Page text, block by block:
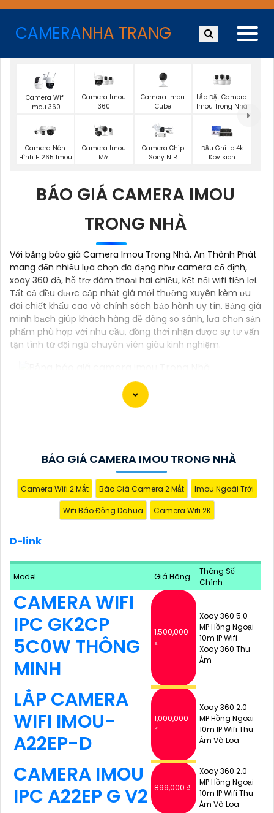
CAMERANHA TRANG
Camera Wifi
Imou 360
Camera Imou
360
Camera Imou
Cube
Lắp Đặt Camera
Imou Trong Nhà
Camera Nén
Hình H.265 Imou
Camera Imou
Mới
Camera Chip
Sony NIR
Đầu Ghi Ip 4k
Kbvision
BÁO GIÁ CAMERA IMOU
TRONG NHÀ
Với bảng báo giá Camera Imou Trong Nhà, An Thành Phát
mang đến nhiều lựa chọn đa dạng như camera cố định,
xoay 360 độ, hỗ trợ đàm thoại hai chiều, kết nối wifi tiện lợi.
Tất cả đều được cập nhật giá mới thường xuyên kèm ưu
đãi chiết khấu cao và chính sách bảo hành uy tín. Bảng giá
minh bạch giúp khách hàng dễ dàng so sánh, lựa chọn sản
phẩm phù hợp với nhu cầu, đồng thời nhận được sự tư vấn
tận tình từ đội ngũ chuyên viên giàu kinh nghiệm.
BÁO GIÁ CAMERA IMOU TRONG NHÀ
Camera Wifi 2 Mắt Báo Giá Camera 2 Mắt Imou Ngoài Trời
Wifi Báo Động Dahua Camera Wifi 2K
D-link
Model Giá Hãng
Thông Số
Chính
CAMERA WIFI
IPC GK2CP
5C0W THÔNG
MINH
1,500,000
₫
Xoay 360 5.0
MP Hồng Ngoại
10m IP Wifi
Xoay 360 Thu
Âm
LẮP CAMERA
WIFI IMOU-
A22EP-D
1,000,000
₫
Xoay 360 2.0
MP Hồng Ngoại
10m IP Wifi Thu
Âm Và Loa
CAMERA IMOU
IPC A22EP G V2
899,000 ₫
Xoay 360 2.0
MP Hồng Ngoại
10m IP Wifi Thu
Âm Và Loa